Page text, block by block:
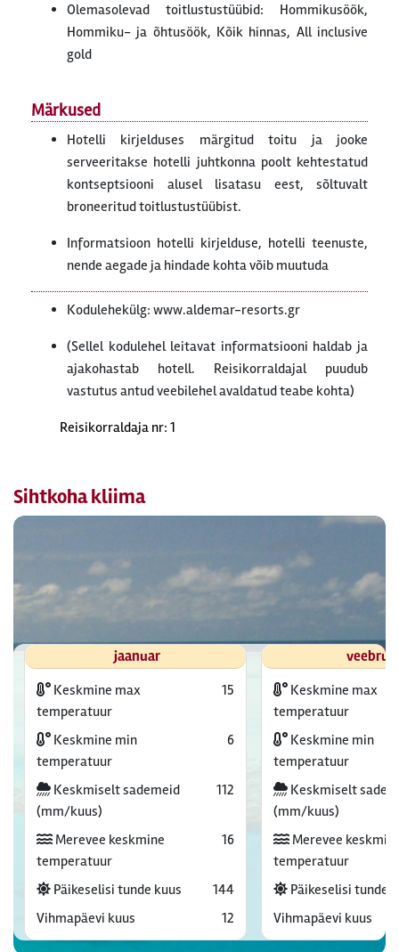
Olemasolevad toitlustustüübid: Hommikusöök,
Hommiku- ja õhtusöök, Kõik hinnas, All inclusive
gold
Märkused
Hotelli kirjelduses märgitud toitu ja jooke
serveeritakse hotelli juhtkonna poolt kehtestatud
kontseptsiooni alusel lisatasu eest, sõltuvalt
broneeritud toitlustustüübist.
Informatsioon hotelli kirjelduse, hotelli teenuste,
nende aegade ja hindade kohta võib muutuda
Kodulehekülg: www.aldemar-resorts.gr
(Sellel kodulehel leitavat informatsiooni haldab ja
ajakohastab hotell. Reisikorraldajal puudub
vastutus antud veebilehel avaldatud teabe kohta)
Reisikorraldaja nr: 1
Sihtkoha kliima
jaanuar
Keskmine max
temperatuur
15
Keskmine min
temperatuur
6
Keskmiselt sademeid
(mm/kuus)
112
Merevee keskmine
temperatuur
16
Päikeselisi tunde kuus
144
Vihmapäevi kuus
12
Keskmine max
temperatuur
Keskmine min
temperatuur
Keskmiselt
(mm/kuus)
Merevee
temperatuur
Päikeselisi tunde
Vihmapäevi kuus